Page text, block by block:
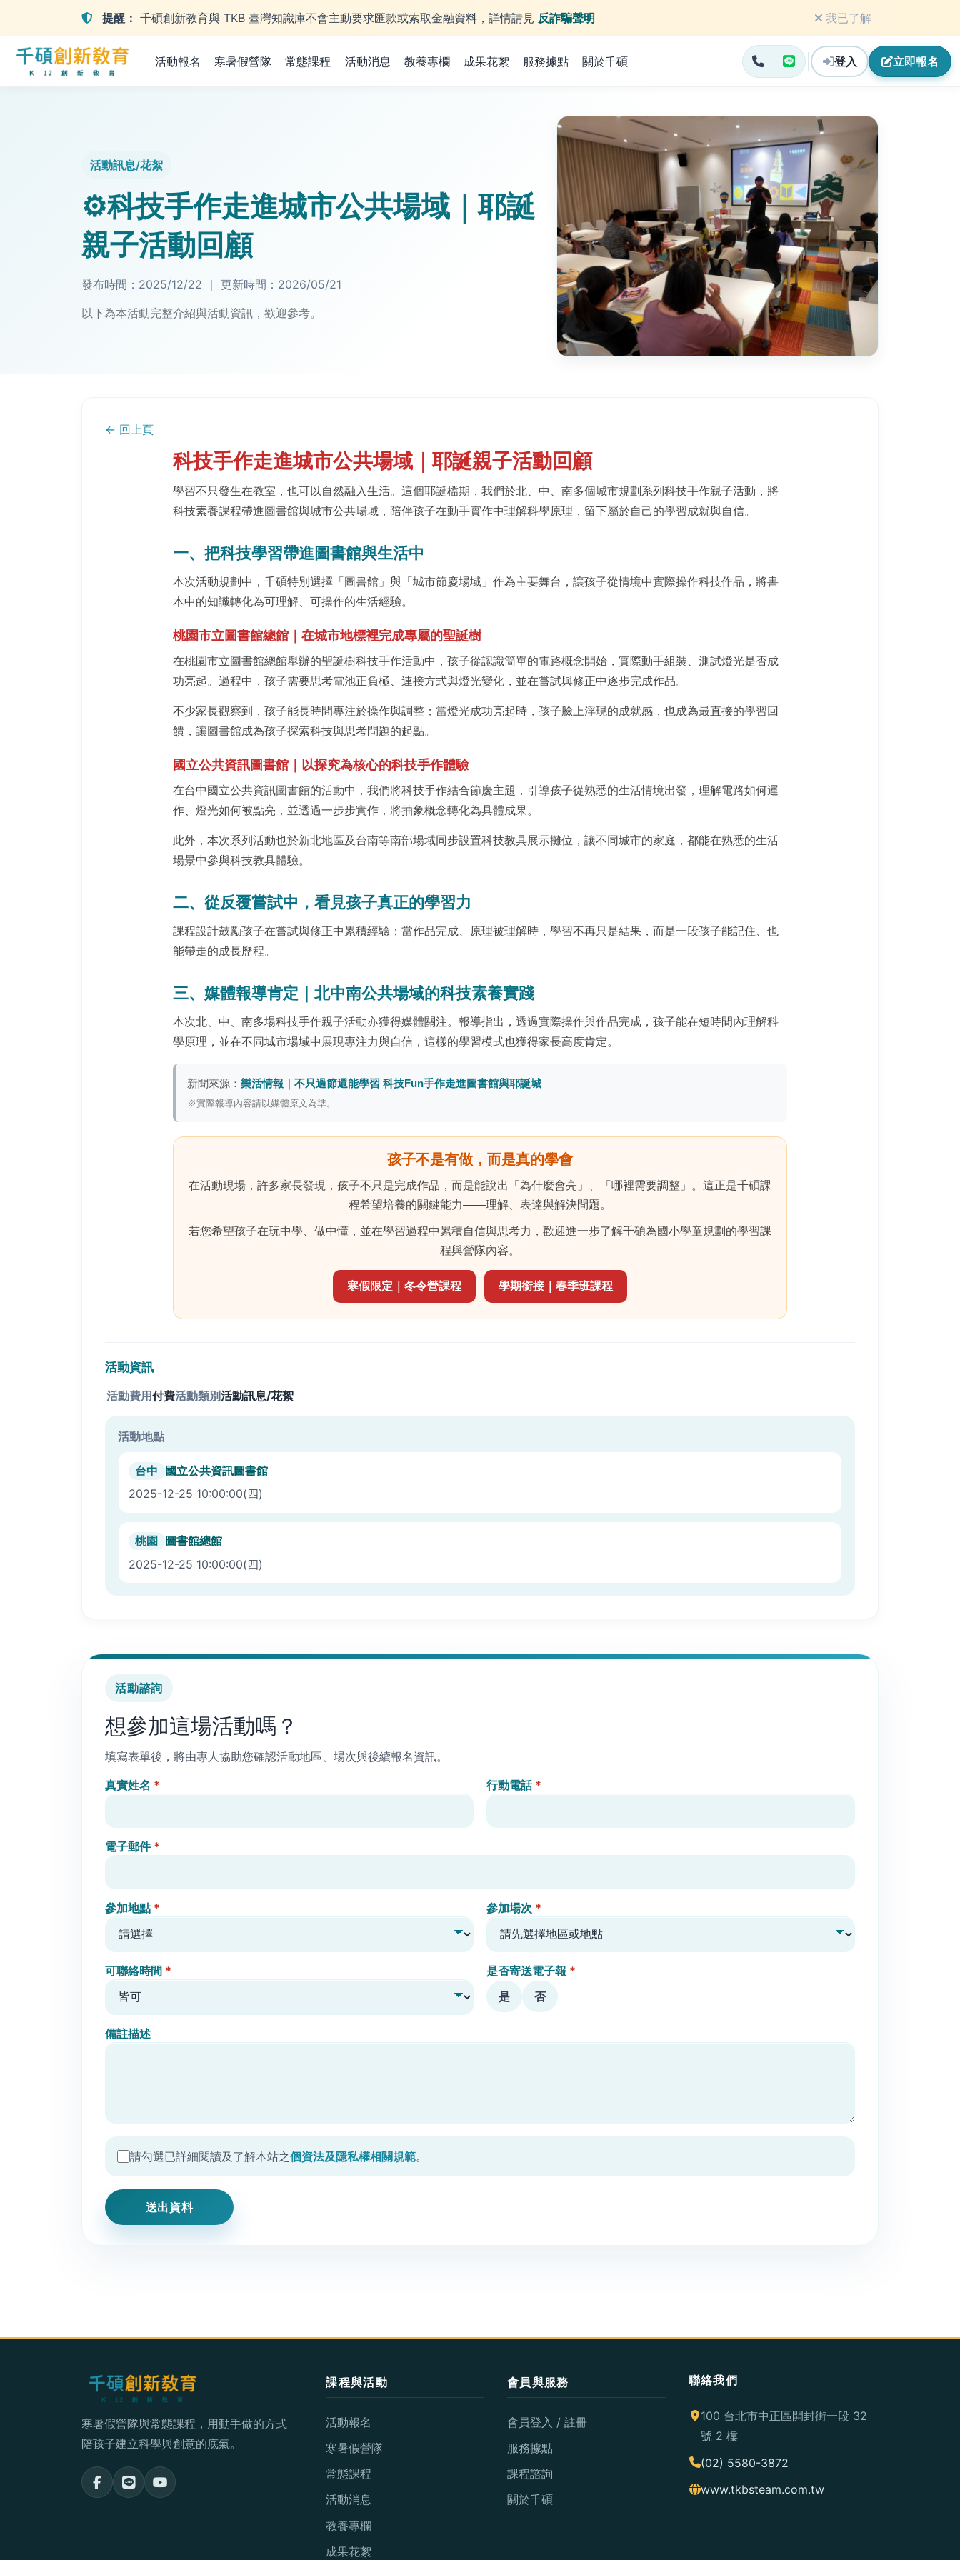
提醒： 千碩創新教育與 TKB 臺灣知識庫不會主動要求匯款或索取金融資料，詳情請見 反詐騙聲明 我已了解
登入 立即報名
活動報名 寒暑假營隊 常態課程 活動消息 教養專欄 成果花絮 服務據點 關於千碩
活動訊息/花絮
⚙️科技手作走進城市公共場域｜耶誕
親子活動回顧
發布時間： 2025/12/22 ｜ 更新時間： 2026/05/21
以下為本活動完整介紹與活動資訊，歡迎參考。
← 回上頁
科技手作走進城市公共場域｜耶誕親子活動回顧
學習不只發生在教室，也可以自然融入生活。這個耶誕檔期，我們於北、中、南多個城市規劃系列科技手作親子活動，將
科技素養課程帶進圖書館與城市公共場域，陪伴孩子在動手實作中理解科學原理，留下屬於自己的學習成就與自信。
一、把科技學習帶進圖書館與生活中
本次活動規劃中，千碩特別選擇「圖書館」與「城市節慶場域」作為主要舞台，讓孩子從情境中實際操作科技作品，將書
本中的知識轉化為可理解、可操作的生活經驗。
桃園市立圖書館總館｜在城市地標裡完成專屬的聖誕樹
在桃園市立圖書館總館舉辦的聖誕樹科技手作活動中，孩子從認識簡單的電路概念開始，實際動手組裝、測試燈光是否成
功亮起。過程中，孩子需要思考電池正負極、連接方式與燈光變化，並在嘗試與修正中逐步完成作品。
不少家長觀察到，孩子能長時間專注於操作與調整；當燈光成功亮起時，孩子臉上浮現的成就感，也成為最直接的學習回
饋，讓圖書館成為孩子探索科技與思考問題的起點。
國立公共資訊圖書館｜以探究為核心的科技手作體驗
在台中國立公共資訊圖書館的活動中，我們將科技手作結合節慶主題，引導孩子從熟悉的生活情境出發，理解電路如何運
作、燈光如何被點亮，並透過一步步實作，將抽象概念轉化為具體成果。
此外，本次系列活動也於新北地區及台南等南部場域同步設置科技教具展示攤位，讓不同城市的家庭，都能在熟悉的生活
場景中參與科技教具體驗。
二、從反覆嘗試中，看見孩子真正的學習力
課程設計鼓勵孩子在嘗試與修正中累積經驗；當作品完成、原理被理解時，學習不再只是結果，而是一段孩子能記住、也
能帶走的成長歷程。
三、媒體報導肯定｜北中南公共場域的科技素養實踐
本次北、中、南多場科技手作親子活動亦獲得媒體關注。報導指出，透過實際操作與作品完成，孩子能在短時間內理解科
學原理，並在不同城市場域中展現專注力與自信，這樣的學習模式也獲得家長高度肯定。
新聞來源： 樂活情報｜不只過節還能學習 科技Fun手作走進圖書館與耶誕城
※實際報導內容請以媒體原文為準。
孩子不是有做，而是真的學會
在活動現場，許多家長發現，孩子不只是完成作品，而是能說出「為什麼會亮」、「哪裡需要調整」。這正是千碩課
程希望培養的關鍵能力——理解、表達與解決問題。
若您希望孩子在玩中學、做中懂，並在學習過程中累積自信與思考力，歡迎進一步了解千碩為國小學童規劃的學習課
程與營隊內容。
寒假限定｜冬令營課程 學期銜接｜春季班課程
活動資訊
活動費用付費活動類別活動訊息/花絮
活動地點
台中 國立公共資訊圖書館
2025-12-25 10:00:00(四)
桃園
圖書館總館
2025-12-25 10:00:00(四)
活動諮詢
想參加這場活動嗎？
填寫表單後，將由專人協助您確認活動地區、場次與後續報名資訊。
真實姓名 * 行動電話 *
電子郵件 *
參加地點 * 參加場次 *
可聯絡時間 * 是否寄送電子報 *
是
否
備註描述
請勾選已詳細閱讀及了解本站之個資法及隱私權相關規範。
送出資料
寒暑假營隊與常態課程，用動手做的方式
陪孩子建立科學與創意的底氣。
課程與活動
活動報名
寒暑假營隊
常態課程
活動消息
教養專欄
成果花絮
會員與服務
會員登入 / 註冊
服務據點
課程諮詢
關於千碩
聯絡我們
100 台北市中正區開封街一段 32
號 2 樓
(02) 5580-3872
www.tkbsteam.com.tw